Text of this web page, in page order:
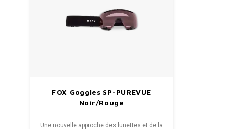
FOX Goggles SP-PUREVUE
Noir/Rouge
Une nouvelle approche des lunettes et de la